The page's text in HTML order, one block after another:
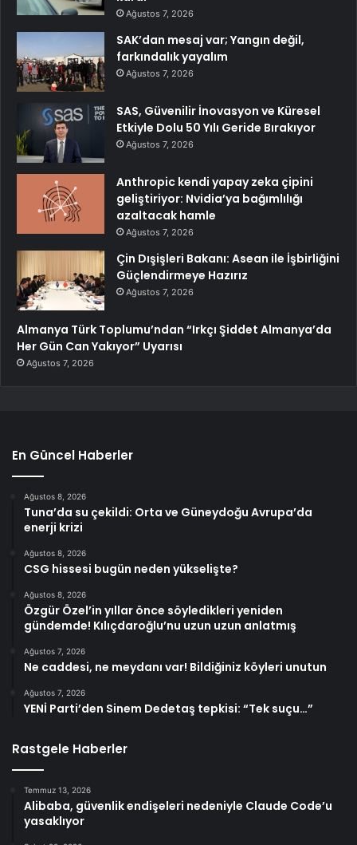
Ağustos 7, 2026
SAK’dan mesaj var; Yangın değil,
farkındalık yayalım
Ağustos 7, 2026
SAS, Güvenilir İnovasyon ve Küresel
Etkiyle Dolu 50 Yılı Geride Bırakıyor
Ağustos 7, 2026
Anthropic kendi yapay zeka çipini
geliştiriyor: Nvidia’ya bağımlılığı
azaltacak hamle
Ağustos 7, 2026
Çin Dışişleri Bakanı: Asean ile İşbirliğini
Güçlendirmeye Hazırız
Ağustos 7, 2026
Almanya Türk Toplumu’ndan “Irkçı Şiddet Almanya’da
Her Gün Can Yakıyor” Uyarısı
Ağustos 7, 2026
En Güncel Haberler
Ağustos 8, 2026
Tuna’da su çekildi: Orta ve Güneydoğu Avrupa’da
enerji krizi
Ağustos 8, 2026
CSG hissesi bugün neden yükselişte?
Ağustos 8, 2026
Özgür Özel’in yıllar önce söyledikleri yeniden
gündemde! Kılıçdaroğlu’nu uzun uzun anlatmış
Ağustos 7, 2026
Ne caddesi, ne meydanı var! Bildiğiniz köyleri unutun
Ağustos 7, 2026
YENİ Parti’den Sinem Dedetaş tepkisi: “Tek suçu…”
Rastgele Haberler
Temmuz 13, 2026
Alibaba, güvenlik endişeleri nedeniyle Claude Code’u
yasaklıyor